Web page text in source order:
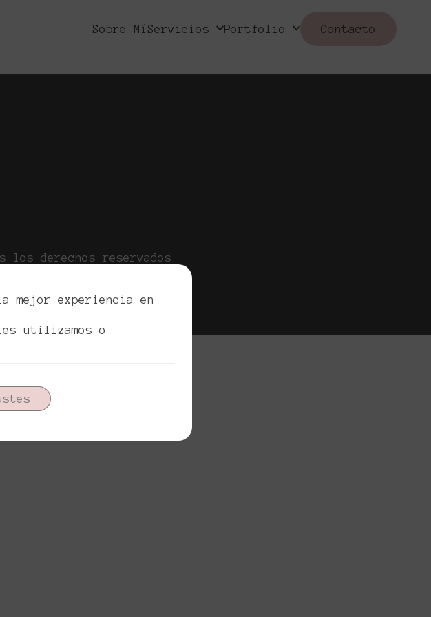
Sobre Mí Servicios Portfolio Contacto
los derechos reservados.
mejor experiencia en
utilizamos o